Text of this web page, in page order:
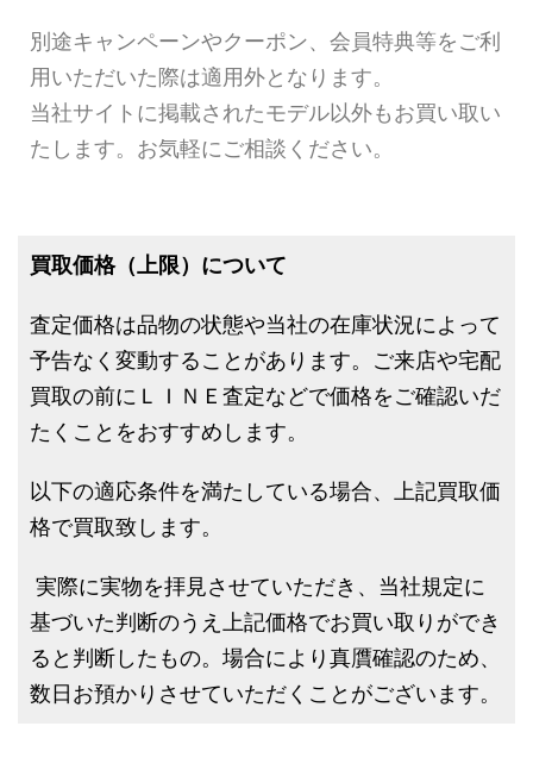
別途キャンペーンやクーポン、会員特典等をご利
用いただいた際は適用外となります。
当社サイトに掲載されたモデル以外もお買い取い
たします。お気軽にご相談ください。
買取価格（上限）について
査定価格は品物の状態や当社の在庫状況によって
予告なく変動することがあります。ご来店や宅配
買取の前にＬＩＮＥ査定などで価格をご確認いだ
たくことをおすすめします。
以下の適応条件を満たしている場合、上記買取価
格で買取致します。
実際に実物を拝見させていただき、当社規定に
基づいた判断のうえ上記価格でお買い取りができ
ると判断したもの。場合により真贋確認のため、
数日お預かりさせていただくことがございます。